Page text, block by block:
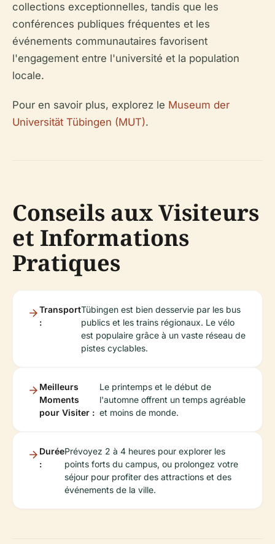
collections exceptionnelles, tandis que les
conférences publiques fréquentes et les
événements communautaires favorisent
l'engagement entre l'université et la population
locale.
Pour en savoir plus, explorez le Museum der
Universität Tübingen (MUT).
Conseils aux Visiteurs
et Informations
Pratiques
Transport
:
Tübingen est bien desservie par les bus
publics et les trains régionaux. Le vélo
est populaire grâce à un vaste réseau de
pistes cyclables.
Meilleurs
Moments
pour Visiter :
Le printemps et le début de
l'automne offrent un temps agréable
et moins de monde.
Durée
:
Prévoyez 2 à 4 heures pour explorer les
points forts du campus, ou prolongez votre
séjour pour profiter des attractions et des
événements de la ville.